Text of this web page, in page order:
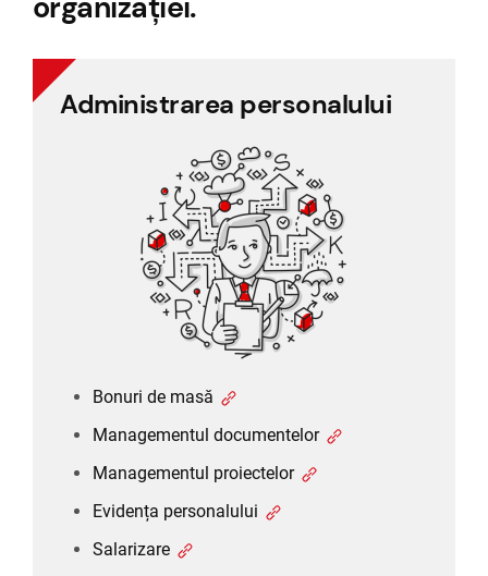
Administrarea personalului
Bonuri de masă
Managementul documentelor
Managementul proiectelor
Evidența personalului
Salarizare
Administrarea personalului
Bonuri de masă
Managementul documentelor
Managementul proiectelor
Evidența personalului
Salarizare
Declarații personal